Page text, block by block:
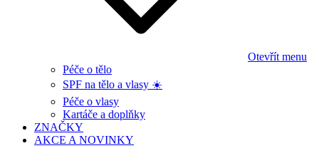
Otevřít menu
Péče o tělo
SPF na tělo a vlasy ☀️
Péče o vlasy
Kartáče a doplňky
ZNAČKY
AKCE A NOVINKY